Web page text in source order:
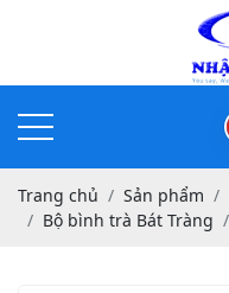
Trang chủ Sản phẩm
Bộ bình trà Bát Tràng